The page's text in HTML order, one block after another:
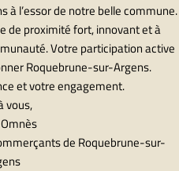
à l’essor de notre belle commune.
de proximité fort, innovant et à
Votre participation active
Roquebrune-sur-Argens.
et votre engagement.
vous,
de Roquebrune-sur-